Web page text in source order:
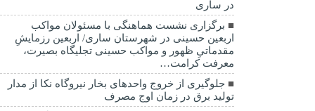
در ساری
برگزاری نشست هماهنگی با مسئولان مواکب
اربعین حسینی در شهرستان ساری/ اربعین رزمایشِ
مقدماتیِ ظهور و مواکب حسینی تجلیگاه بصیرت،
معرفت کرامت…
جلوگیری از خروج واحدهای بخار نیروگاه نکا از مدار
تولید برق در زمان اوج مصرف